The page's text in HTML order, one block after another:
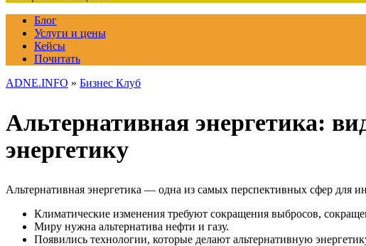
Блог
Услуги и цены
Кейсы
Почитать
ADNE.INFO » Бизнес Клуб
Альтернативная энергетика:
энергетику
Альтернативная энергетика — одна из самых перспективных сфер для
Климатические изменения требуют сокращения выбросов,
Миру нужна альтернатива нефти и газу.
Появились технологии, которые делают альтернативную